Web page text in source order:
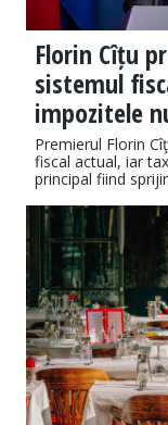
Florin Cîțu
sistemul
impozitele
Premierul Florin
fiscal actual, iar
principal fiind